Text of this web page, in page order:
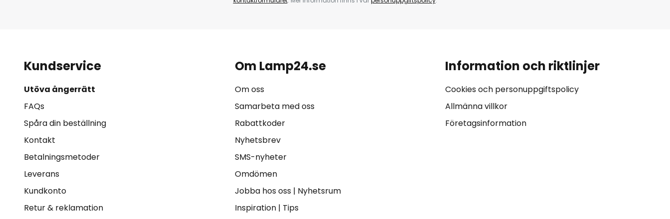
anslutningar till upp till 15 smartphones/surfplattor; de
Kundservice
Utöva ångerrätt
FAQs
Spåra din beställning
Kontakt
Betalningsmetoder
Leverans
Kundkonto
Retur & reklamation
Om Lamp24.se
Om oss
Samarbeta med oss
Rabattkoder
Nyhetsbrev
SMS-nyheter
Omdömen
Jobba hos oss| Nyhetsrum
Inspiration| Tips
Information och riktlinjer
Cookies och personuppgiftspolicy
Allmänna villkor
Företagsinformation